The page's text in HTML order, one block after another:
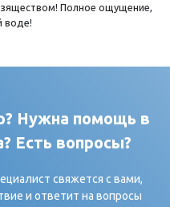
Полное ощущение,
воде!
Нужна помощь в
Есть вопросы?
свяжется с вами,
и ответит на вопросы